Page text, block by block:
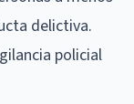
delictiva.
policial